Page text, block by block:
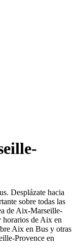
Desplázate hacia
sobre todas las
de Aix-Marseille-
horarios de Aix en
Aix en Bus y otras
Provence en